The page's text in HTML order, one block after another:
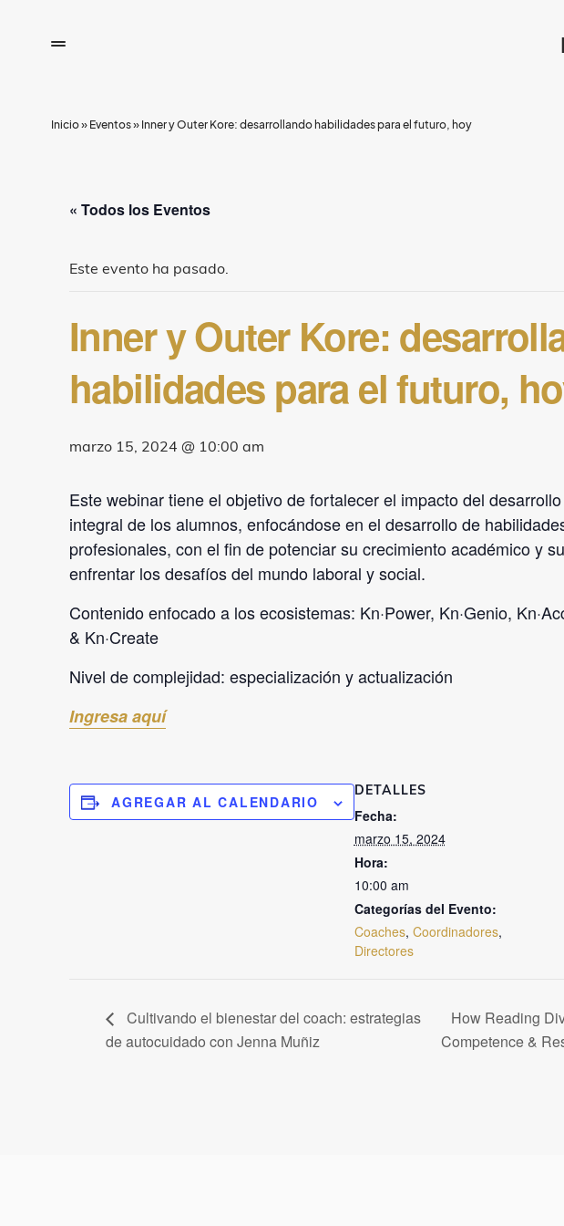
Inicio» Eventos» Inner y Outer Kore: desarrollando habilidades para el futuro, hoy
« Todos los Eventos
Este evento ha pasado.
Inner y Outer Kore:
habilidades para el futuro,
marzo 15, 2024 @ 10:00 am
Este webinar tiene el objetivo de fortalecer el impacto del
integral de los alumnos, enfocándose en el desarrollo de
profesionales, con el fin de potenciar su crecimiento académico y
enfrentar los desafíos del mundo laboral y social.
Contenido enfocado a los ecosistemas: Kn·Power, Kn·Genio,
& Kn·Create
Nivel de complejidad: especialización y actualización
Ingresa aquí
AGREGAR AL CALENDARIO
DETALLES
Fecha:
marzo 15, 2024
Hora:
10:00 am
Categorías del Evento:
Coaches, Coordinadores,
Directores
Cultivando el bienestar del coach: estrategias
de autocuidado con Jenna Muñiz
How Reading
Competence &